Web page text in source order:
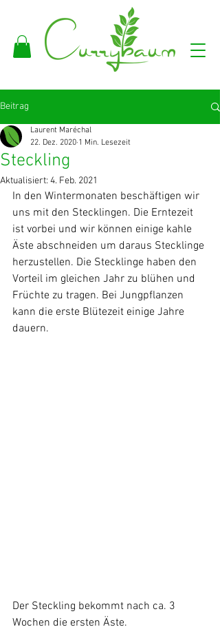
Beitrag
Steckling
Laurent Maréchal
22. Dez. 2020 1 Min. Lesezeit
Aktualisiert: 4. Feb. 2021
In den Wintermonaten beschäftigen wir
uns mit den Stecklingen. Die Erntezeit
ist vorbei und wir können einige kahle
Äste abschneiden um daraus Stecklinge
herzustellen. Die Stecklinge haben den
Vorteil im gleichen Jahr zu blühen und
Früchte zu tragen. Bei Jungpflanzen
kann die erste Blütezeit einige Jahre
dauern.
Der Steckling bekommt nach ca. 3
Wochen die ersten Äste.